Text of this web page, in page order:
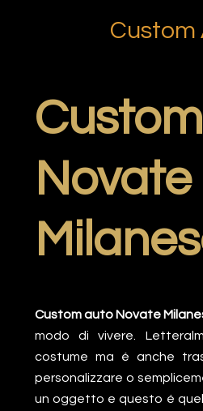
Custom
Novate
Custom auto Novate
modo di vivere.
costume ma é anche
personalizzare o
un oggetto e questo é